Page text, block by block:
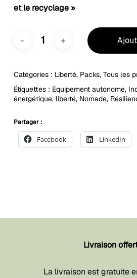
et le recyclage »
Catégories : Liberté, Packs, Tous les
Étiquettes : Equipement autonome,
énergétique, liberté, Nomade,
Partager :
Facebook LinkedIn
Livraison
La livraison est gratuite